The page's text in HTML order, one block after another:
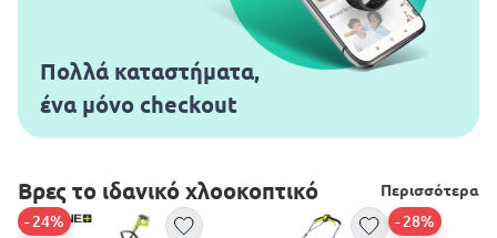
Πολλά καταστήματα,
ένα μόνο checkout
Βρες το ιδανικό χλοοκοπτικό Περισσότερα
- 24% - 28%